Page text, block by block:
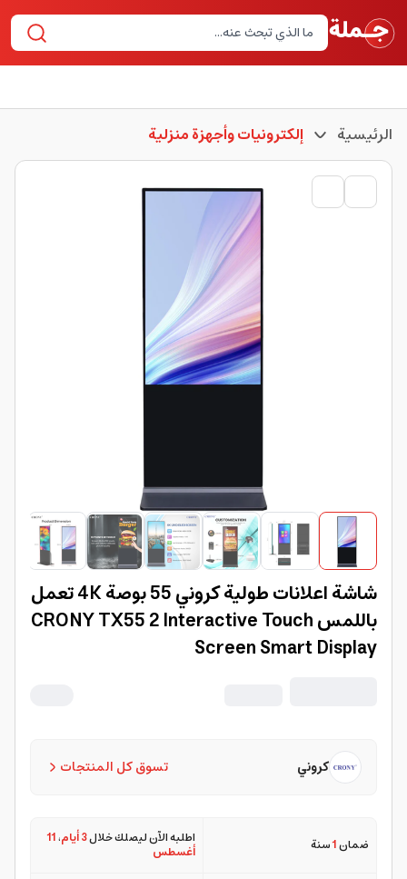
الرئيسية إلكترونيات وأجهزة منزلية
شاشة اعلانات طولية كروني 55 بوصة 4K تعمل
باللمس CRONY TX55 2 Interactive Touch
Screen Smart Display
تسوق كل المنتجات كروني
ضمان1سنة اطلبه الآن ليصلك خلال3 أيام ،11
أغسطس